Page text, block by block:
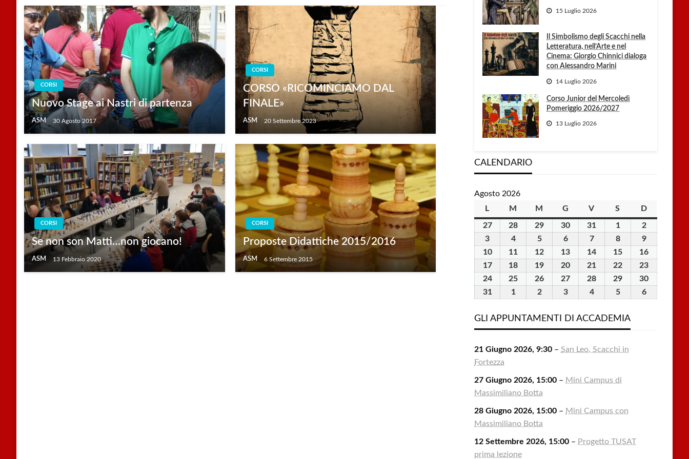
CORSI
Nuovo Stage ai Nastri di partenza
ASM 30 Agosto 2017
CORSI
CORSO «RICOMINCIAMO DAL
FINALE»
ASM 20 Settembre 2023
CORSI
Se non son Matti…non giocano!
ASM 13 Febbraio 2020
CORSI
Proposte Didattiche 2015/2016
ASM 6 Settembre 2015
15 Luglio 2026
Il Simbolismo degli Scacchi nella
Letteratura, nell’Arte e nel
Cinema: Giorgio Chinnici dialoga
con Alessandro Marini
14 Luglio 2026
Corso Junior del Mercoledì
Pomeriggio 2026/2027
13 Luglio 2026
CALENDARIO
Agosto 2026
L lunedìM martedì
M mercoledì
G giovedì
V venerdì
S sabatoDdomenica
2727
Luglio
2026
28
Luglio
2026
29
Luglio
2026
30
Luglio
2026
31
Luglio
2026
11
Agosto
2026
22
Agosto
2026
3
Agosto
2026
44
Agosto
2026
55
Agosto
2026
66
Agosto
2026
77
Agosto
2026
88
Agosto
2026
99
Agosto
2026
1010
Agosto
2026
11
Agosto
2026
12
Agosto
2026
13
Agosto
2026
14
Agosto
2026
15
Agosto
2026
16
1717
Agosto
18
Agosto
19
Agosto
20
Agosto
21
Agosto
22
Agosto
23
2424
Agosto
25
Agosto
26
Agosto
27
Agosto
28
Agosto
29
Agosto
30
3131
2026
11
2026
22
2026
33
2026
44
2026
55
2026
66
GLI APPUNTAMENTI DI ACCADEMIA
21 Giugno 2026, 9:30 –San Leo, Scacchi in
Fortezza
27 Giugno 2026, 15:00 – Mini Campus di
Massimiliano Botta
28 Giugno 2026, 15:00 – Mini Campus con
Massimiliano Botta
12 Settembre 2026, 15:00 – Progetto TUSAT
prima lezione